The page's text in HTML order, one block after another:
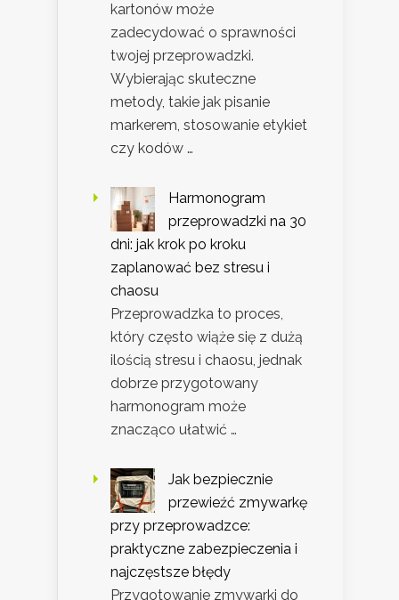
kartonów może
zadecydować o sprawności
twojej przeprowadzki.
Wybierając skuteczne
metody, takie jak pisanie
markerem, stosowanie etykiet
czy kodów …
Harmonogram
przeprowadzki na 30
dni: jak krok po kroku
zaplanować bez stresu i
chaosu
Przeprowadzka to proces,
który często wiąże się z dużą
ilością stresu i chaosu, jednak
dobrze przygotowany
harmonogram może
znacząco ułatwić …
Jak bezpiecznie
przewieźć zmywarkę
przy przeprowadzce:
praktyczne zabezpieczenia i
najczęstsze błędy
Przygotowanie zmywarki do